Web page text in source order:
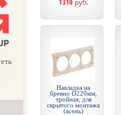
1310 руб.
Накладка на
бревно Ø220мм,
тройная, для
скрытого монтажа
(ясень)